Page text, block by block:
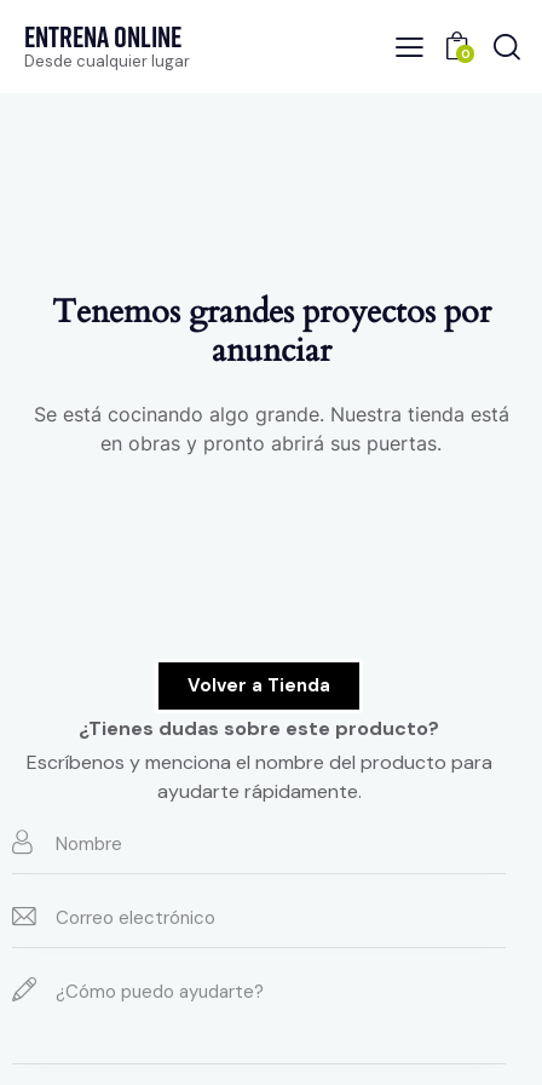
Entrena Online
Desde cualquier lugar 0
Tenemos grandes proyectos por
anunciar
Se está cocinando algo grande. Nuestra tienda está
en obras y pronto abrirá sus puertas.
Volver a Tienda
¿Tienes dudas sobre este producto?
Escríbenos y menciona el nombre del producto para
ayudarte rápidamente.